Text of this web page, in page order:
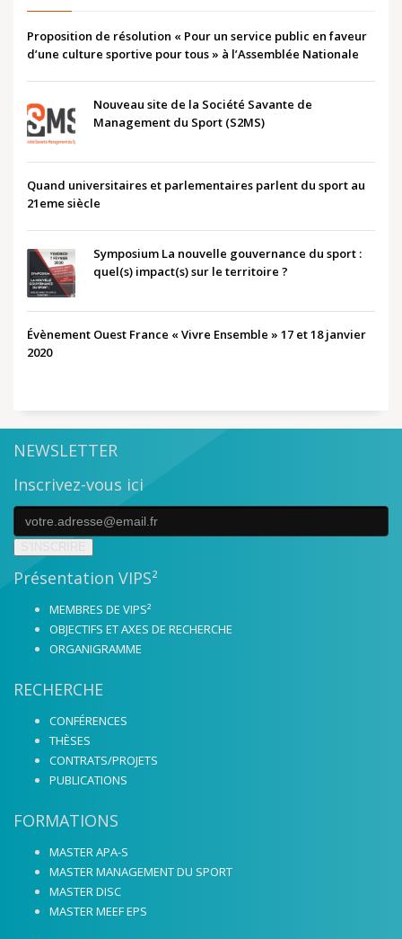
Proposition de résolution « Pour un service public en faveur
d’une culture sportive pour tous » à l’Assemblée Nationale
Nouveau site de la Société Savante de
Management du Sport (S2MS)
Quand universitaires et parlementaires parlent du sport au
21eme siècle
Symposium La nouvelle gouvernance du sport :
quel(s) impact(s) sur le territoire ?
Évènement Ouest France « Vivre Ensemble » 17 et 18 janvier
2020
NEWSLETTER
Inscrivez-vous ici
Présentation VIPS²
MEMBRES DE VIPS²
OBJECTIFS ET AXES DE RECHERCHE
ORGANIGRAMME
RECHERCHE
CONFÉRENCES
THÈSES
CONTRATS/PROJETS
PUBLICATIONS
FORMATIONS
MASTER APA-S
MASTER MANAGEMENT DU SPORT
MASTER DISC
MASTER MEEF EPS